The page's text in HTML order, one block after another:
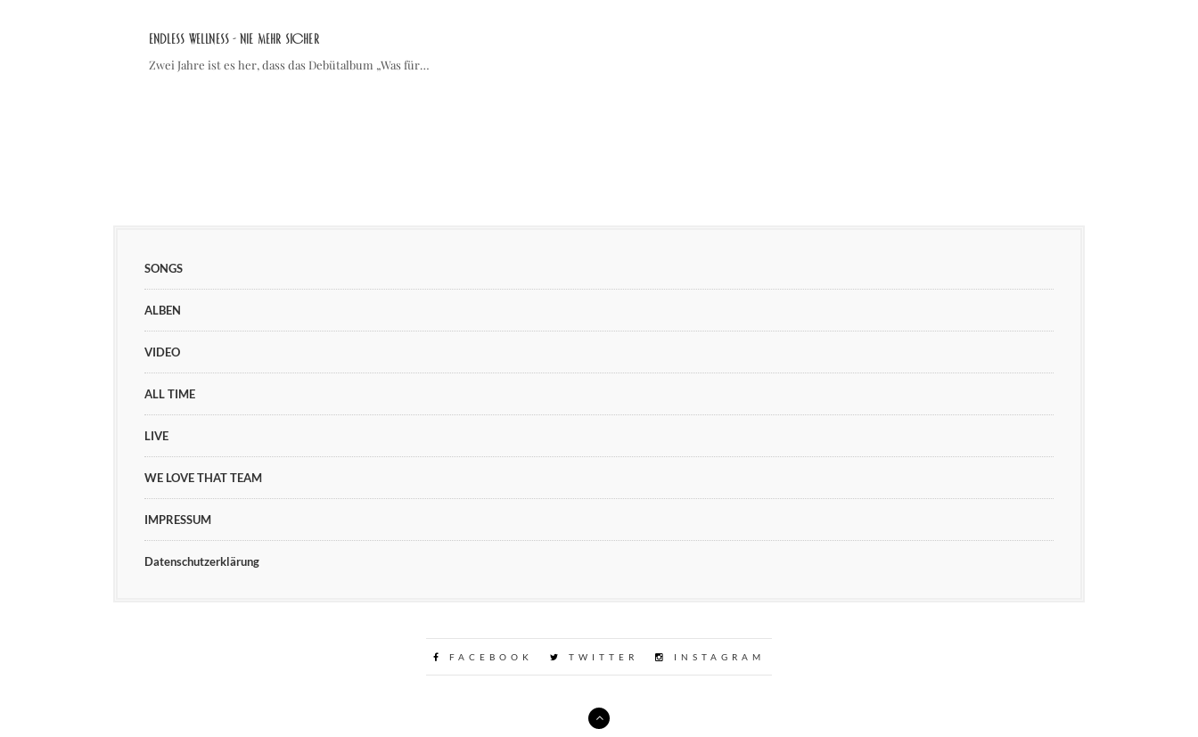
Endless Wellness - Nie mehr sicher
Zwei Jahre ist es her, dass das Debütalbum „Was für…
SONGS
ALBEN
VIDEO
ALL TIME
LIVE
WE LOVE THAT TEAM
IMPRESSUM
Datenschutzerklärung
FACEBOOK TWITTER INSTAGRAM